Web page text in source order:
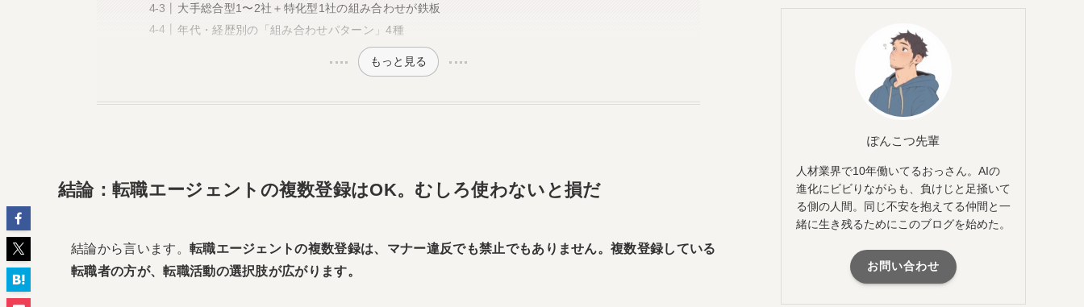
大手総合型1〜2社＋特化型1社の組み合わせが鉄板
年代・経歴別の「組み合わせパターン」4種
もっと見る
結論：転職エージェントの複数登録はOK。むしろ使わないと損だ
結論から言います。 転職エージェントの複数登録は、マナー違反でも禁止でもありません。複数登録している
転職者の方が、転職活動の選択肢が広がります。
ぽんこつ先輩
人材業界で10年働いてるおっさん。AIの
進化にビビりながらも、負けじと足掻いて
る側の人間。同じ不安を抱えてる仲間と一
緒に生き残るためにこのブログを始めた。
お問い合わせ